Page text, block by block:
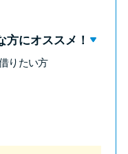
どっちがいい
ンの選び方を徹
方にオススメ！
りたい方